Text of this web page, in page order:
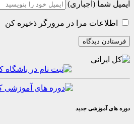
(اجباری)
مرا در مرورگر ذخیره کن
جدید